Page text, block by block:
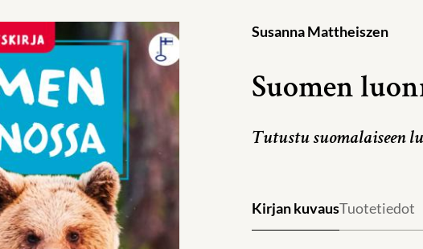
Susanna Mattheiszen
Suomen
Tutustu suomalaiseen
Kirjan kuvausTuotetiedot